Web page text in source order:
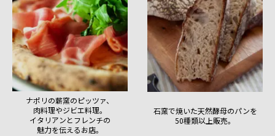
ナポリの薪窯のピッツァ、
肉料理やジビエ料理。
イタリアンとフレンチの
魅力を伝えるお店。
石窯で焼いた天然酵母のパンを
50種類以上販売。